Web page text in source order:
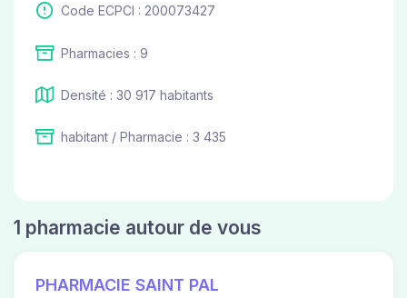
Code ECPCI : 200073427
Pharmacies : 9
Densité : 30 917 habitants
habitant / Pharmacie : 3 435
1 pharmacie autour de vous
PHARMACIE SAINT PAL